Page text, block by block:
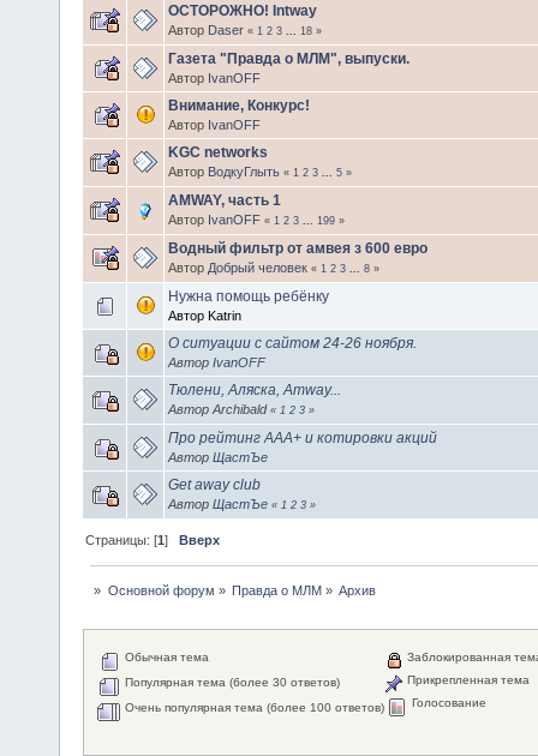
ОСТОРОЖНО! Intway
Автор Daser « 1 2 3 18 »
Газета "Правда о МЛМ", выпуски.
Автор IvanOFF
Внимание, Конкурс!
Автор IvanOFF
KGC networks
Автор ВодкуГлыть « 1 2 3 5 »
AMWAY, часть 1
Автор IvanOFF « 1 2 3 199 »
Водный фильтр от амвея з 600 евро
Автор Добрый человек « 1 2 3 8 »
Нужна помощь ребёнку
Автор Katrin
О ситуации с сайтом 24-26 ноября.
Автор IvanOFF
Тюлени, Аляска, Amway...
Автор Archibald « 1 2 3 »
Про рейтинг ААА+ и котировки акций
Автор ЩастЪе
Get away club
Автор ЩастЪе « 1 2 3 »
Страницы: [1]Вверх
» Основной форум » Правда о МЛМ» Архив
Обычная тема
Популярная тема (более 30 ответов)
Очень популярная тема (более 100 ответов)
Заблокированная
Прикрепленная тема
Голосование